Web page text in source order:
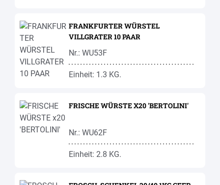
FRANKFURTER WÜRSTEL
VILLGRATER 10 PAAR
Nr.: WU53F
Einheit: 1.3 KG.
FRISCHE WÜRSTE X20 'BERTOLINI'
Nr.: WU62F
Einheit: 2.8 KG.